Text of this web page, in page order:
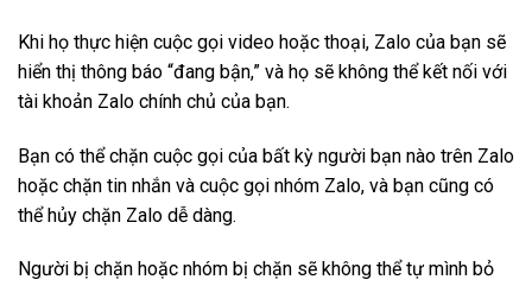
Khi họ thực hiện cuộc gọi video hoặc thoại, Zalo của bạn sẽ
hiển thị thông báo “đang bận,” và họ sẽ không thể kết nối với
tài khoản Zalo chính chủ của bạn.
Bạn có thể chặn cuộc gọi của bất kỳ người bạn nào trên Zalo
hoặc chặn tin nhắn và cuộc gọi nhóm Zalo, và bạn cũng có
thể hủy chặn Zalo dễ dàng.
Người bị chặn hoặc nhóm bị chặn sẽ không thể tự mình bỏ